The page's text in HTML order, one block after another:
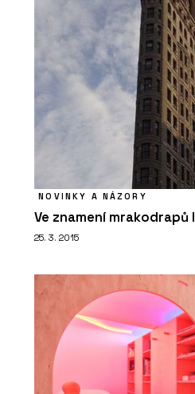
NOVINKY A NÁZORY
Ve znamení mrakodrapů I
25. 3. 2015